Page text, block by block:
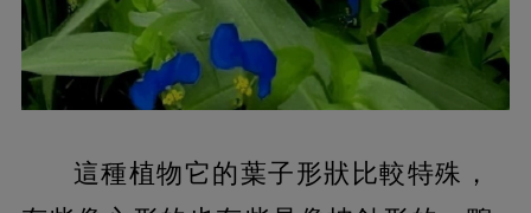
這種植物它的葉子形狀比較特殊，